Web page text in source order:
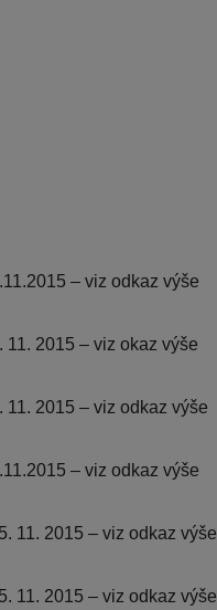
– viz odkaz výše
2015 – viz okaz výše
2015 – viz odkaz výše
– viz odkaz výše
11. 2015 – viz odkaz výše
11. 2015 – viz odkaz výše